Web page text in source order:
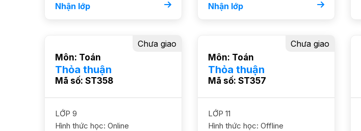
Nhận lớp Nhận lớp
Môn: Toán
Thỏa thuận
Mã số: ST358
Chưa giao
LỚP 9
Hình thức học: Online
Môn: Toán
Thỏa thuận
Mã số: ST357
Chưa giao
LỚP 11
Hình thức học: Offline